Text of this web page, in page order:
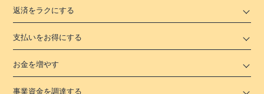
返済をラクにする
支払いをお得にする
お金を増やす
事業資金を調達する